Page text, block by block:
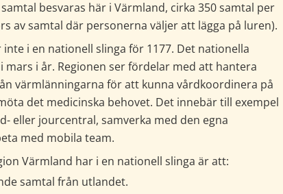
besvaras här i Värmland, cirka 350 samtal per
av samtal där personerna väljer att lägga på luren).
i en nationell slinga för 1177. Det nationella
i år. Regionen ser fördelar med att hantera
värmlänningarna för att kunna vårdkoordinera på
det medicinska behovet. Det innebär till exempel
eller jourcentral, samverka med den egna
med mobila team.
Värmland har i en nationell slinga är att:
samtal från utlandet.